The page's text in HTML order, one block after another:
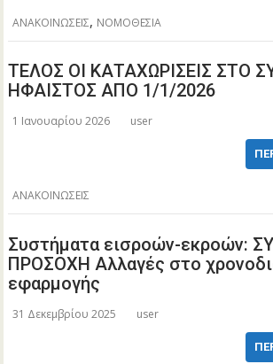
ΑΝΑΚΟΙΝΩΣΕΙΣ, ΝΟΜΟΘΕΣΙΑ
ΤΕΛΟΣ ΟΙ ΚΑΤΑΧΩΡΙΣΕΙΣ ΣΤΟ
ΗΦΑΙΣΤΟΣ ΑΠΟ 1/1/2026
1 Ιανουαρίου 2026 user
ΑΝΑΚΟΙΝΩΣΕΙΣ
Συστήματα εισροών-εκροών:
ΠΡΟΣΟΧΗ Αλλαγές στο
εφαρμογής
31 Δεκεμβρίου 2025 user